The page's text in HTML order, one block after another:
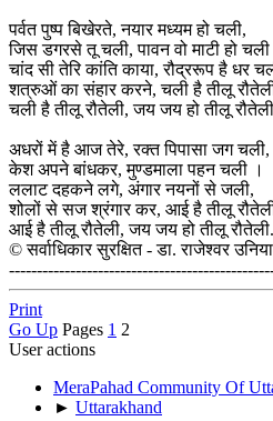
पर्वत पुष्प बिखेरते, नयार मध्यम हो चली,
जिस डगरसे तू चली, पावन वो माटी हो चली
चांद सी तेरि कांति काया, रौद्ररूप है धर
शत्रुओं का संहार करने, चली है तीलू
चली है तीलू रौतेली, जय जय हो तीलू
अधरों में है आज तेरे, रक्त पिपासा जग चली,
केश अपने बांधकर, मुण्‍डमाला पहन चली ।
ललाट दहकने लगे, अंगार नयनों से जली,
शोलों से सज श्रंगार कर, आई है तीलू
आई है तीलू रौतेली, जय जय हो तीलू
© सर्वाधिकार सुरक्षित - डा. राजेश्‍वर
Print
Go Up Pages 1 2
User actions
MeraPahad Community Of
► Uttarakhand